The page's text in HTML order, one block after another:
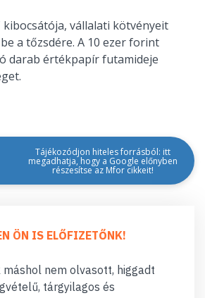
kibocsátója, vállalati kötvényeit
a tőzsdére. A 10 ezer forint
darab értékpapír futamideje
Tájékozódjon hiteles forrásból: itt
megadhatja, hogy a Google előnyben
részesítse az Mfor cikkeit!
ÖN IS ELŐFIZETŐNK!
nem olvasott, higgadt
tárgyilagos és